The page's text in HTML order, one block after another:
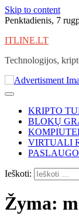
Skip to content
Penktadienis, 7
ITLINE.LT
Technologijos,
KRIPTO
BLOKŲ
VIRTUALI
Ieškoti:
Žyma: